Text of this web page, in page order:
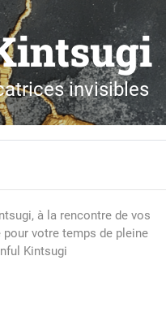
invisibles
à la rencontre de vos
pour votre temps de pleine
Kintsugi